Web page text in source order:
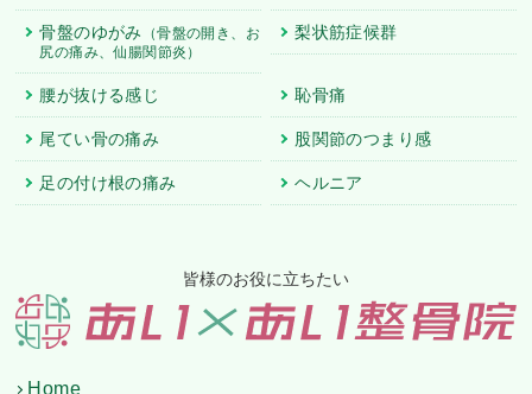
骨盤のゆがみ
（骨盤の開き、お
尻の痛み、仙腸関節炎）
梨状筋症候群
腰が抜ける感じ 恥骨痛
尾てい骨の痛み 股関節のつまり感
足の付け根の痛み ヘルニア
皆様のお役に立ちたい
Home